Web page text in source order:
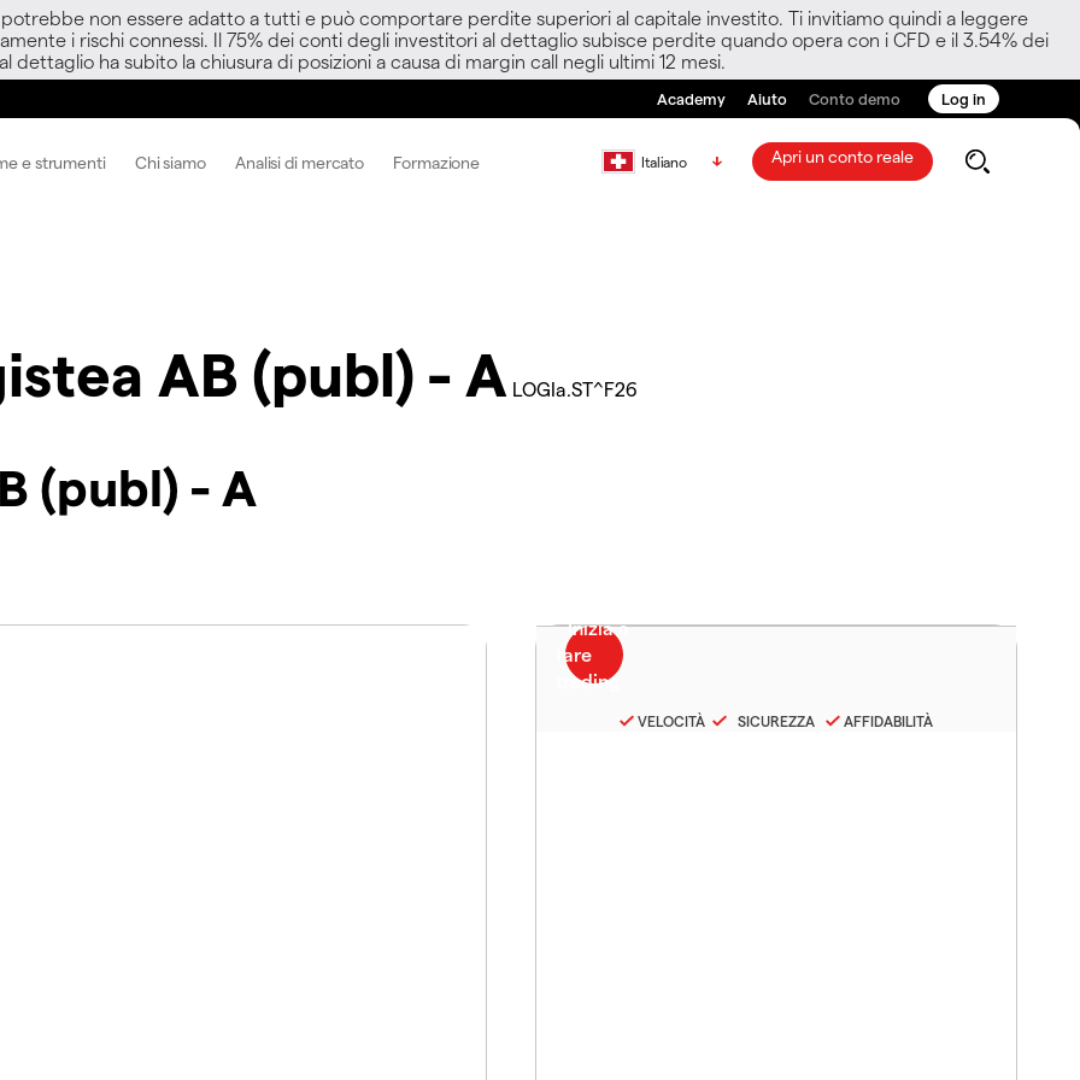
non essere adatto a tutti e può comportare perdite superiori al capitale investito. Ti invitiamo quindi a leggere
i rischi connessi. Il 75% dei conti degli investitori al dettaglio subisce perdite quando opera con i CFD e il 3.54% dei
dettaglio ha subito la chiusura di posizioni a causa di margin call negli ultimi 12 mesi.
Academy Aiuto Conto demo Log in
e strumenti Chi siamo Analisi di mercato Formazione Italiano Apri un conto reale
AB (publ) - A LOGIa.ST^F26
(publ) - A
VELOCITÀ SICUREZZA AFFIDABILITÀ